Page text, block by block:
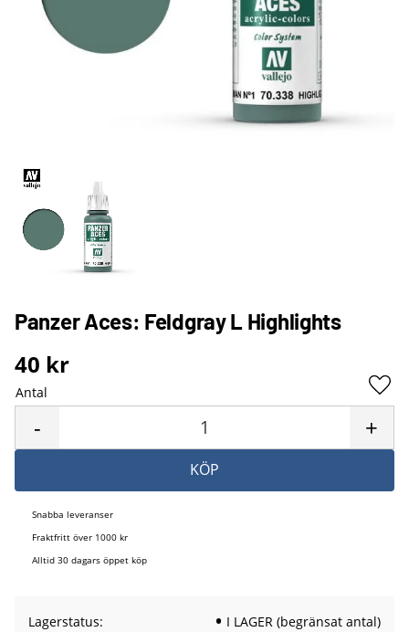
Panzer Aces: Feldgray L Highlights
40 kr
Antal
+
-
KÖP
Snabba leveranser
Fraktfritt över 1000 kr
Alltid 30 dagars öppet köp
Lagerstatus
I LAGER (begränsat antal)